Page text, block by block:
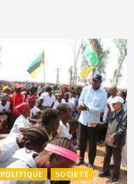
POLITIQUE SOCIETE